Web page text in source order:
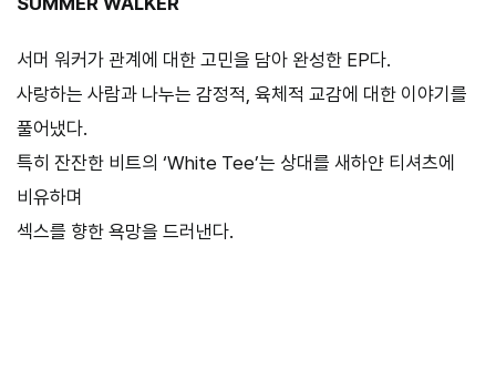
서머 워커가 관계에 대한 고민을 담아 완성한 EP다.
사랑하는 사람과 나누는 감정적, 육체적 교감에 대한 이야기를
풀어냈다.
특히 잔잔한 비트의 ‘White Tee’는 상대를 새하얀 티셔츠에
비유하며
섹스를 향한 욕망을 드러낸다.